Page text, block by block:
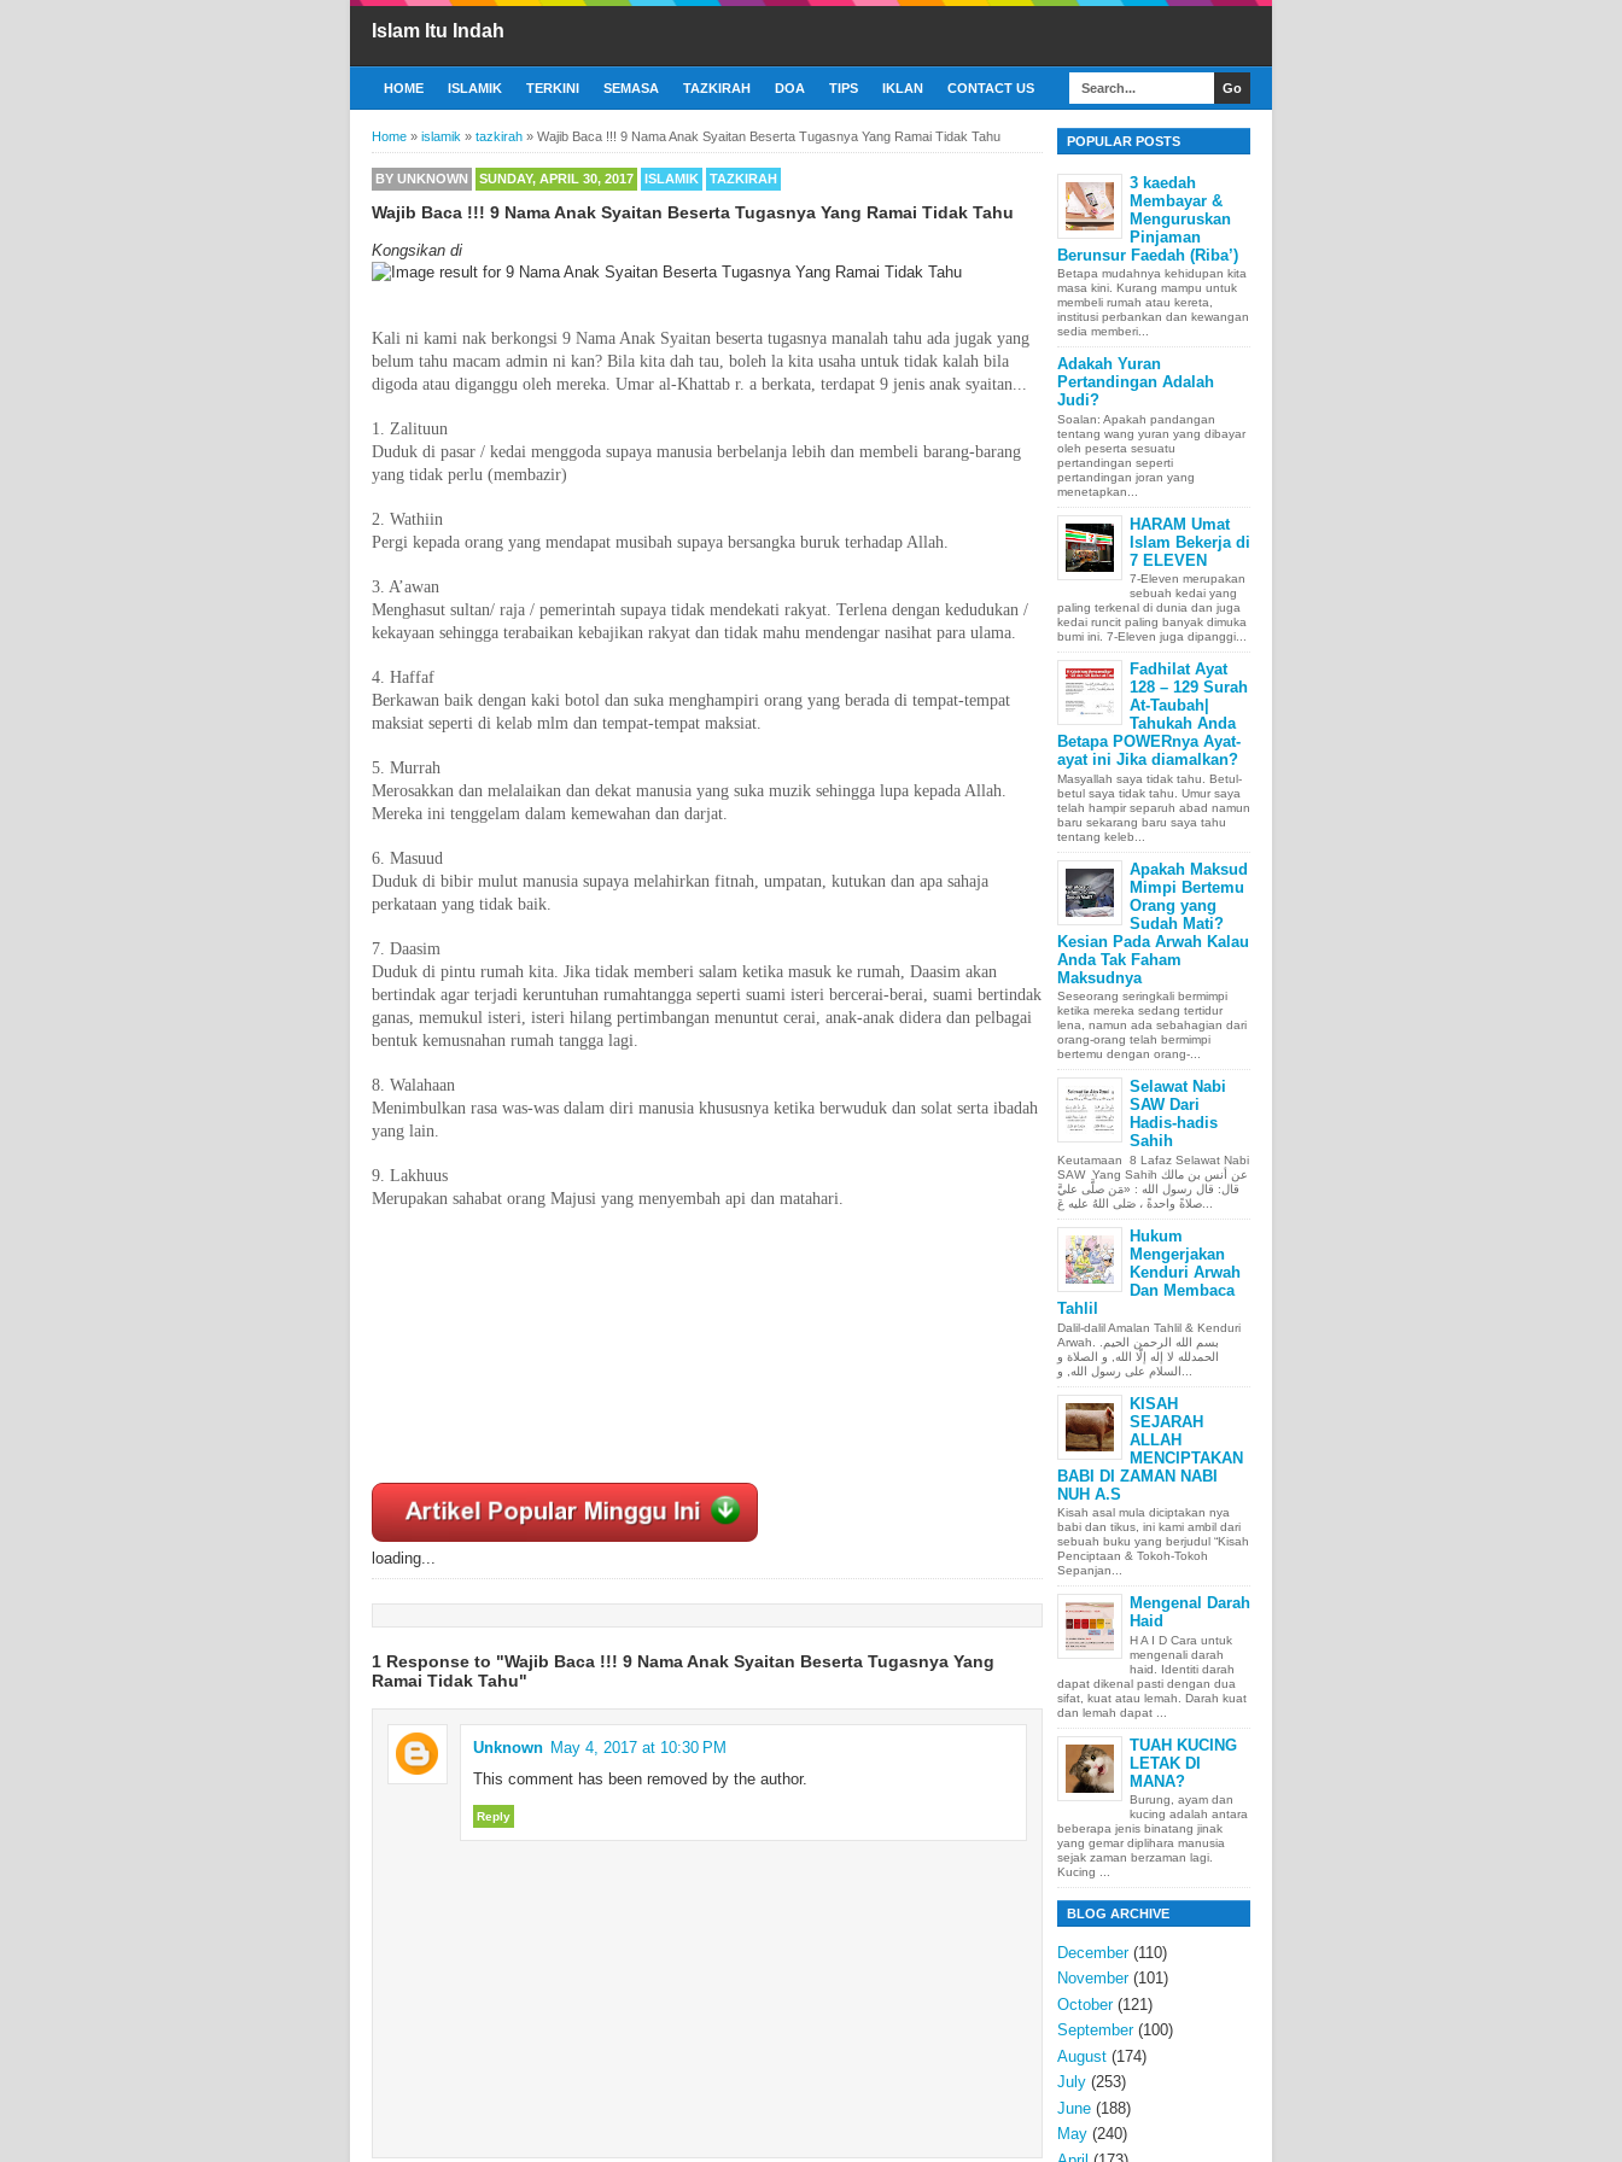
Islam Itu Indah
HOME ISLAMIK TERKINI SEMASA TAZKIRAH DOA TIPS IKLAN CONTACT US
Home » islamik » tazkirah » Wajib Baca !!! 9 Nama Anak Syaitan Beserta Tugasnya Yang Ramai Tidak Tahu
BY UNKNOWN SUNDAY, APRIL 30, 2017 ISLAMIK TAZKIRAH
Wajib Baca !!! 9 Nama Anak Syaitan Beserta Tugasnya Yang Ramai Tidak Tahu
Kongsikan di
Kali ni kami nak berkongsi 9 Nama Anak Syaitan beserta tugasnya manalah tahu ada jugak yang
belum tahu macam admin ni kan? Bila kita dah tau, boleh la kita usaha untuk tidak kalah bila
digoda atau diganggu oleh mereka. Umar al-Khattab r. a berkata, terdapat 9 jenis anak syaitan...
1. Zalituun
Duduk di pasar / kedai menggoda supaya manusia berbelanja lebih dan membeli barang-barang
yang tidak perlu (membazir)
2. Wathiin
Pergi kepada orang yang mendapat musibah supaya bersangka buruk terhadap Allah.
3. A’awan
Menghasut sultan/ raja / pemerintah supaya tidak mendekati rakyat. Terlena dengan kedudukan /
kekayaan sehingga terabaikan kebajikan rakyat dan tidak mahu mendengar nasihat para ulama.
4. Haffaf
Berkawan baik dengan kaki botol dan suka menghampiri orang yang berada di tempat-tempat
maksiat seperti di kelab mlm dan tempat-tempat maksiat.
5. Murrah
Merosakkan dan melalaikan dan dekat manusia yang suka muzik sehingga lupa kepada Allah.
Mereka ini tenggelam dalam kemewahan dan darjat.
6. Masuud
Duduk di bibir mulut manusia supaya melahirkan fitnah, umpatan, kutukan dan apa sahaja
perkataan yang tidak baik.
7. Daasim
Duduk di pintu rumah kita. Jika tidak memberi salam ketika masuk ke rumah, Daasim akan
bertindak agar terjadi keruntuhan rumahtangga seperti suami isteri bercerai-berai, suami bertindak
ganas, memukul isteri, isteri hilang pertimbangan menuntut cerai, anak-anak didera dan pelbagai
bentuk kemusnahan rumah tangga lagi.
8. Walahaan
Menimbulkan rasa was-was dalam diri manusia khususnya ketika berwuduk dan solat serta ibadah
yang lain.
9. Lakhuus
Merupakan sahabat orang Majusi yang menyembah api dan matahari.
loading...
1 Response to "Wajib Baca !!! 9 Nama Anak Syaitan Beserta Tugasnya Yang
Ramai Tidak Tahu"
Unknown May 4, 2017 at 10:30 PM
This comment has been removed by the author.
Reply
POPULAR POSTS
3 kaedah
Membayar &
Menguruskan
Pinjaman
Berunsur Faedah (Riba’)
Betapa mudahnya kehidupan kita
masa kini. Kurang mampu untuk
membeli rumah atau kereta,
institusi perbankan dan kewangan
sedia memberi...
Adakah Yuran
Pertandingan Adalah
Judi?
Soalan: Apakah pandangan
tentang wang yuran yang dibayar
oleh peserta sesuatu
pertandingan seperti
pertandingan joran yang
menetapkan...
HARAM Umat
Islam Bekerja di
7 ELEVEN
7-Eleven merupakan
sebuah kedai yang
paling terkenal di dunia dan juga
kedai runcit paling banyak dimuka
bumi ini. 7-Eleven juga dipanggi...
Fadhilat Ayat
128 – 129 Surah
At-Taubah|
Tahukah Anda
Betapa POWERnya Ayat-
ayat ini Jika diamalkan?
Masyallah saya tidak tahu. Betul-
betul saya tidak tahu. Umur saya
telah hampir separuh abad namun
baru sekarang baru saya tahu
tentang keleb...
Apakah Maksud
Mimpi Bertemu
Orang yang
Sudah Mati?
Kesian Pada Arwah Kalau
Anda Tak Faham
Maksudnya
Seseorang seringkali bermimpi
ketika mereka sedang tertidur
lena, namun ada sebahagian dari
orang-orang telah bermimpi
bertemu dengan orang-...
Selawat Nabi
SAW Dari
Hadis-hadis
Sahih
Keutamaan 8 Lafaz Selawat Nabi
SAW Yang Sahih عن أنس بن مالك
قال: قال رسول الله : «مَن صلَّى عليَّ
Hukum
Mengerjakan
Kenduri Arwah
Dan Membaca
Tahlil
Dalil-dalil Amalan Tahlil & Kenduri
Arwah. بسم الله الرحمن الحيم.
الحمدلله لا إله إلّا الله, و الصلاة و
KISAH
SEJARAH
ALLAH
MENCIPTAKAN
BABI DI ZAMAN NABI
NUH A.S
Kisah asal mula diciptakan nya
babi dan tikus, ini kami ambil dari
sebuah buku yang berjudul “Kisah
Penciptaan & Tokoh-Tokoh
Sepanjan...
Mengenal Darah
Haid
H A I D Cara untuk
mengenali darah
haid. Identiti darah
dapat dikenal pasti dengan dua
sifat, kuat atau lemah. Darah kuat
dan lemah dapat ...
TUAH KUCING
LETAK DI
MANA?
Burung, ayam dan
kucing adalah antara
beberapa jenis binatang jinak
yang gemar diplihara manusia
sejak zaman berzaman lagi.
Kucing ...
BLOG ARCHIVE
December(110)
November(101)
October(121)
September(100)
August (174)
July (253)
June (188)
May (240)